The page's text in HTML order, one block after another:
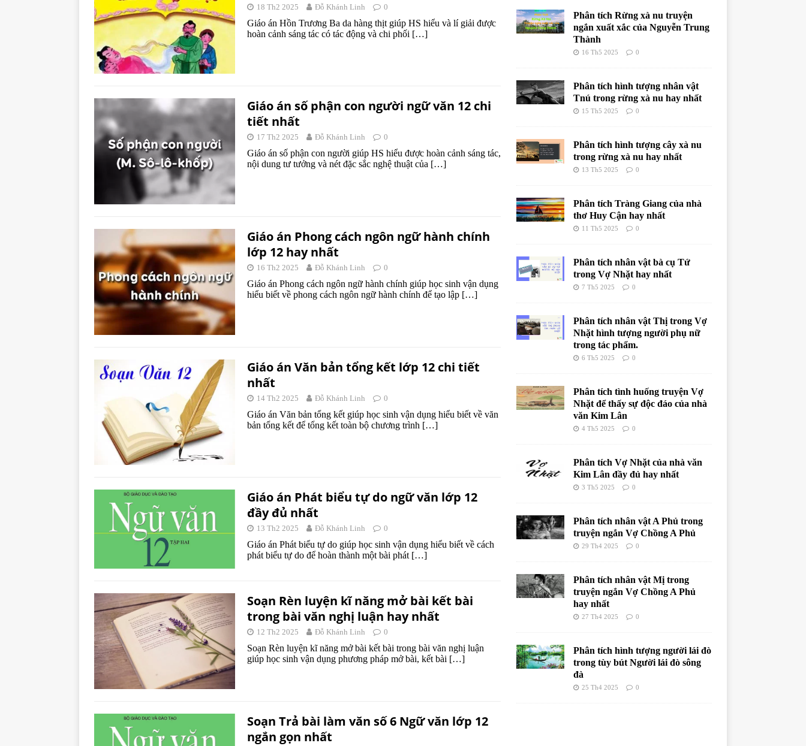
18 Th2 2025 Đỗ Khánh Linh 0
Giáo án Hồn Trương Ba da hàng thịt giúp HS hiểu và lí giải được
hoàn cảnh sáng tác có tác động và chi phối […]
Giáo án số phận con người ngữ văn 12 chi
tiết nhất
17 Th2 2025 Đỗ Khánh Linh 0
Giáo án số phận con người giúp HS hiểu được hoàn cảnh sáng tác,
nội dung tư tưởng và nét đặc sắc nghệ thuật của […]
Giáo án Phong cách ngôn ngữ hành chính
lớp 12 hay nhất
16 Th2 2025 Đỗ Khánh Linh 0
Giáo án Phong cách ngôn ngữ hành chính giúp học sinh vận dụng
hiểu biết về phong cách ngôn ngữ hành chính để tạo lập […]
Giáo án Văn bản tổng kết lớp 12 chi tiết
nhất
14 Th2 2025 Đỗ Khánh Linh 0
Giáo án Văn bản tổng kết giúp học sinh vận dụng hiểu biết về văn
bản tổng kết để tổng kết toàn bộ chương trình […]
Giáo án Phát biểu tự do ngữ văn lớp 12
đầy đủ nhất
13 Th2 2025 Đỗ Khánh Linh 0
Giáo án Phát biểu tự do giúp học sinh vận dụng hiểu biết về cách
phát biểu tự do để hoàn thành một bài phát […]
Soạn Rèn luyện kĩ năng mở bài kết bài
trong bài văn nghị luận hay nhất
12 Th2 2025 Đỗ Khánh Linh 0
Soạn Rèn luyện kĩ năng mở bài kết bài trong bài văn nghị luận
giúp học sinh vận dụng phương pháp mở bài, kết bài […]
Soạn Trả bài làm văn số 6 Ngữ văn lớp 12
ngắn gọn nhất
Phân tích Rừng xà nu truyện
ngắn xuất xắc của Nguyễn Trung
Thành
16 Th5 2025 0
Phân tích hình tượng nhân vật
Tnú trong rừng xà nu hay nhất
15 Th5 2025 0
Phân tích hình tượng cây xà nu
trong rừng xà nu hay nhất
13 Th5 2025 0
Phân tích Tràng Giang của nhà
thơ Huy Cận hay nhất
11 Th5 2025 0
Phân tích nhân vật bà cụ Tứ
trong Vợ Nhặt hay nhất
7 Th5 2025 0
Phân tích nhân vật Thị trong Vợ
Nhặt hình tượng người phụ nữ
trong tác phẩm.
6 Th5 2025 0
Phân tích tình huống truyện Vợ
Nhặt để thấy sự độc đáo của nhà
văn Kim Lân
4 Th5 2025 0
Phân tích Vợ Nhặt của nhà văn
Kim Lân đầy đủ hay nhất
3 Th5 2025 0
Phân tích nhân vật A Phủ trong
truyện ngắn Vợ Chồng A Phủ
29 Th4 2025 0
Phân tích nhân vật Mị trong
truyện ngắn Vợ Chồng A Phủ
hay nhất
27 Th4 2025 0
Phân tích hình tượng người lái đò
trong tùy bút Người lái đò sông
đà
25 Th4 2025 0